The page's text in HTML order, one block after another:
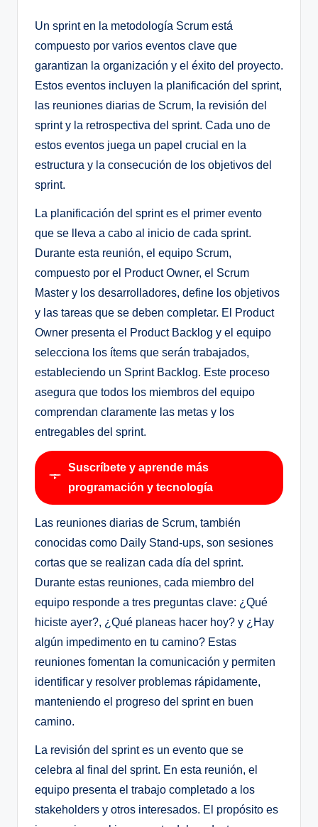
Un sprint en la metodología Scrum está
compuesto por varios eventos clave que
garantizan la organización y el éxito del proyecto.
Estos eventos incluyen la planificación del sprint,
las reuniones diarias de Scrum, la revisión del
sprint y la retrospectiva del sprint. Cada uno de
estos eventos juega un papel crucial en la
estructura y la consecución de los objetivos del
sprint.
La planificación del sprint es el primer evento
que se lleva a cabo al inicio de cada sprint.
Durante esta reunión, el equipo Scrum,
compuesto por el Product Owner, el Scrum
Master y los desarrolladores, define los objetivos
y las tareas que se deben completar. El Product
Owner presenta el Product Backlog y el equipo
selecciona los ítems que serán trabajados,
estableciendo un Sprint Backlog. Este proceso
asegura que todos los miembros del equipo
comprendan claramente las metas y los
entregables del sprint.
Suscríbete y aprende más
programación y tecnología
Las reuniones diarias de Scrum, también
conocidas como Daily Stand-ups, son sesiones
cortas que se realizan cada día del sprint.
Durante estas reuniones, cada miembro del
equipo responde a tres preguntas clave: ¿Qué
hiciste ayer?, ¿Qué planeas hacer hoy? y ¿Hay
algún impedimento en tu camino? Estas
reuniones fomentan la comunicación y permiten
identificar y resolver problemas rápidamente,
manteniendo el progreso del sprint en buen
camino.
La revisión del sprint es un evento que se
celebra al final del sprint. En esta reunión, el
equipo presenta el trabajo completado a los
stakeholders y otros interesados. El propósito es